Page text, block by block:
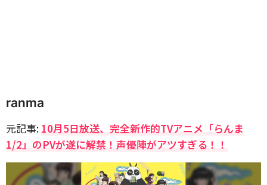
ranma
元記事: 10月5日放送、完全新作的TVアニメ「らんま
1/2」のPVが遂に解禁！声優陣がアツすぎる！！